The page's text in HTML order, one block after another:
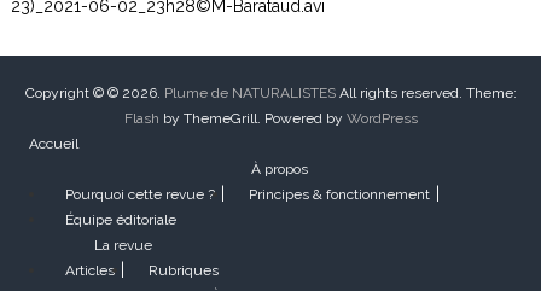
23)_2021-06-02_23h28©M-Barataud.avi
Copyright © © 2026. Plume de NATURALISTESAll rights reserved. Theme:
Flash by ThemeGrill. Powered by WordPress
Accueil
À propos
Pourquoi cette revue ?
Principes & fonctionnement
Équipe éditoriale
La revue
Articles
Rubriques